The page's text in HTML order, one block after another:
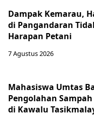
Dampak Kemarau,
di Pangandaran
Harapan Petani
7 Agustus 2026
Mahasiswa Umtas
Pengolahan
di Kawalu